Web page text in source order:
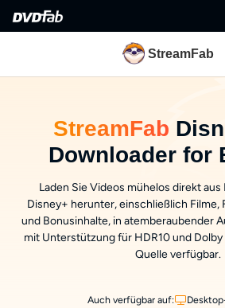
StreamFab
StreamFab
Downloader for
Laden Sie Videos mühelos direkt
Disney+ herunter, einschließlich Filme,
und Bonusinhalte, in atemberaubender
mit Unterstützung für HDR10 und
Quelle verfügbar.
Auch verfügbar auf: